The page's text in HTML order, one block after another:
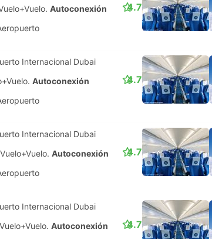
Autoconexión 4.7
Internacional Dubai
Autoconexión 4.7
Internacional Dubai
Autoconexión 4.7
Internacional Dubai
Autoconexión 4.7